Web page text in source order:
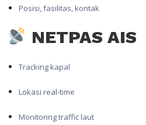
Posisi, fasilitas, kontak
NETPAS AIS
Tracking kapal
Lokasi real-time
Monitoring traffic laut